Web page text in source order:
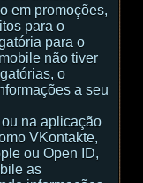
em promoções,
para o
para o
não tiver
o
a seu
na aplicação
VKontakte,
ou Open ID,
as